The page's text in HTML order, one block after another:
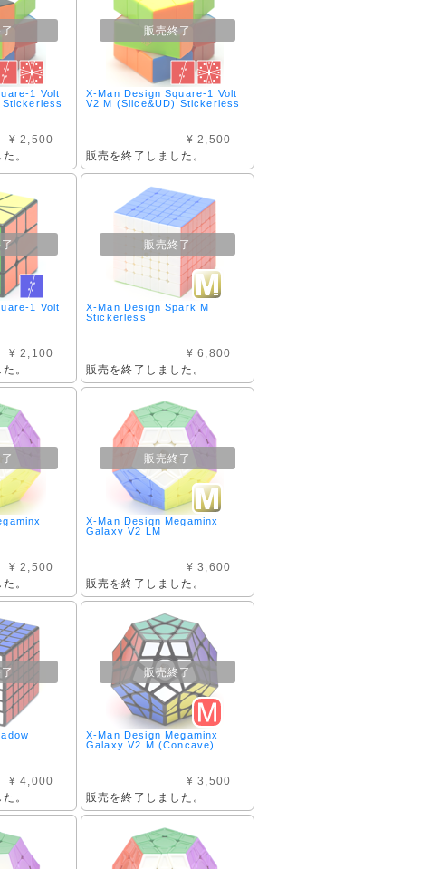
1 Volt
¥ 2,500
。
販売終了
X-Man Design Square-1 Volt
V2 M (Slice&UD) Stickerless
¥ 2,500
販売を終了しました。
了
1 Volt
¥ 2,100
。
販売終了
X-Man Design Spark M
Stickerless
¥ 6,800
販売を終了しました。
¥ 2,500
。
販売終了
X-Man Design Megaminx
Galaxy V2 LM
¥ 3,600
販売を終了しました。
¥ 4,000
。
販売終了
X-Man Design Megaminx
Galaxy V2 M (Concave)
¥ 3,500
販売を終了しました。